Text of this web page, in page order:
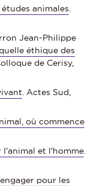
animales.
Jean-Philippe
éthique des
de Cerisy,
. Actes Sud,
où commence
l'animal et l'homme.
pour les